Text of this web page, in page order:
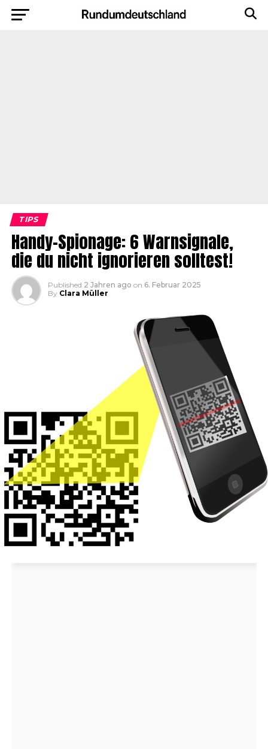
TIPS
Handy-Spionage: 6 Warnsignale,
die du nicht ignorieren solltest!
Published 2 Jahren ago on 6. Februar 2025
By Clara Müller